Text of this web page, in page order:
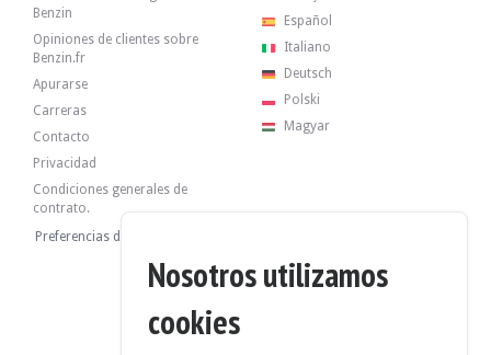
Galería
Benzin
Opiniones de clientes sobre
Benzin.fr
Apurarse
Carreras
Contacto
Privacidad
Condiciones generales de
contrato.
Preferencias de cookies
Español
Italiano
Deutsch
Polski
Magyar
Nosotros utilizamos
cookies